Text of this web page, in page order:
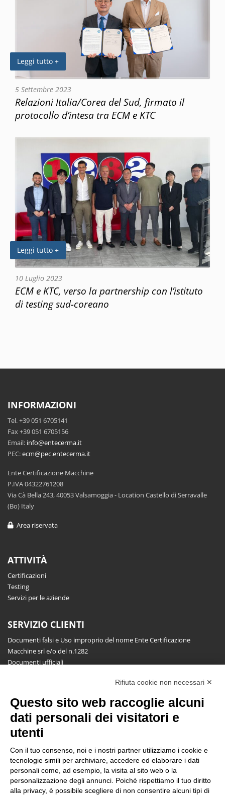
Leggi tutto +
5 Settembre 2023
Relazioni Italia/Corea del Sud, firmato il
protocollo d’intesa tra ECM e KTC
Leggi tutto +
10 Luglio 2023
ECM e KTC, verso la partnership con l’istituto
di testing sud-coreano
INFORMAZIONI
Tel. +39 051 6705141
Fax +39 051 6705156
Email: info@entecerma.it
PEC:ecm@pec.entecerma.it
Ente Certificazione Macchine
P.IVA 04322761208
Via Cà Bella 243, 40053 Valsamoggia - Location Castello di Serravalle
(Bo) Italy
Area riservata
ATTIVITÀ
Certificazioni
Testing
Servizi per le aziende
SERVIZIO CLIENTI
Documenti falsi e Uso improprio del nome Ente Certificazione
Macchine srl e/o del n.1282
Documenti ufficiali
NEWSLETTER
Resta aggiornato gratuitamente su tutte le novità.
Rifiuta cookie non necessari ✕
Questo sito web raccoglie alcuni
dati personali dei visitatori e
utenti
Con il tuo consenso, noi e i nostri partner utilizziamo i cookie e
tecnologie simili per archiviare, accedere ed elaborare i dati
personali come, ad esempio, la visita al sito web o la
personalizzazione degli annunci. Poiché rispettiamo il tuo diritto
alla privacy, è possibile scegliere di non consentire alcuni tipi di